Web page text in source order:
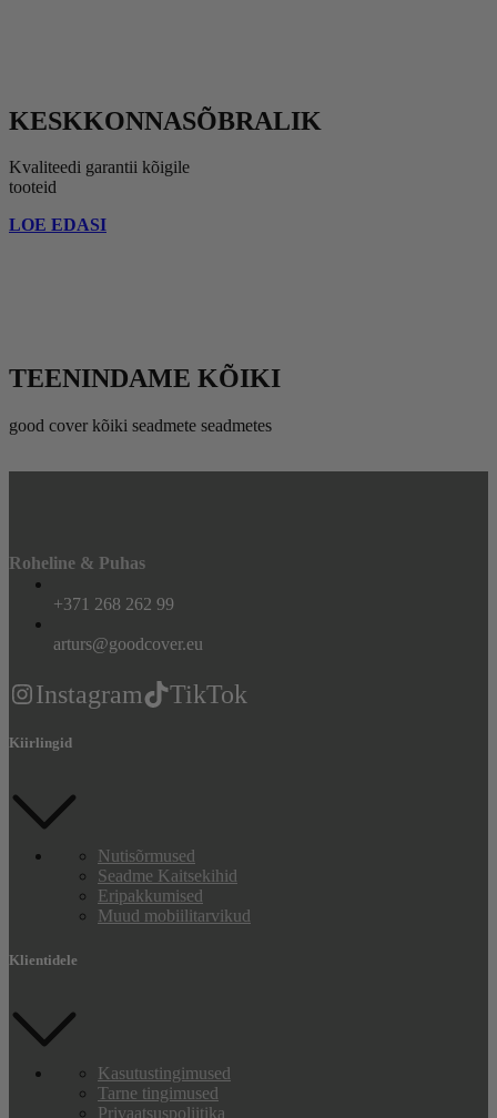
KESKKONNASÕBRALIK
Kvaliteedi garantii kõigile
tooteid
LOE EDASI
TEENINDAME KÕIKI
good cover kõiki seadmete seadmetes
Roheline & Puhas
+371 268 262 99
arturs@goodcover.eu
Instagram TikTok
Kiirlingid
Nutisõrmused
Seadme Kaitsekihid
Eripakkumised
Muud mobiilitarvikud
Klientidele
Kasutustingimused
Tarne tingimused
Privaatsuspoliitika